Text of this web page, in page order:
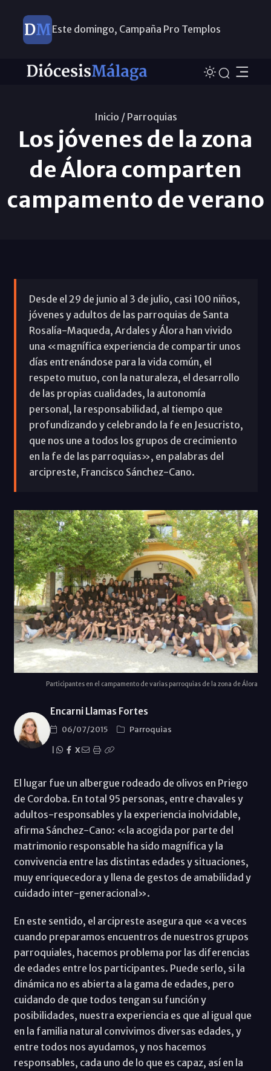
Este domingo, Campaña Pro Templos
Inicio / Parroquias
Los jóvenes de la zona
de Álora comparten
campamento de verano
Desde el 29 de junio al 3 de julio, casi 100 niños,
jóvenes y adultos de las parroquias de Santa
Rosalía-Maqueda, Ardales y Álora han vivido
una «magnífica experiencia de compartir unos
días entrenándose para la vida común, el
respeto mutuo, con la naturaleza, el desarrollo
de las propias cualidades, la autonomía
personal, la responsabilidad, al tiempo que
profundizando y celebrando la fe en Jesucristo,
que nos une a todos los grupos de crecimiento
en la fe de las parroquias», en palabras del
arcipreste, Francisco Sánchez-Cano.
Participantes en el campamento de varias parroquias de la zona de Álora
Encarni Llamas Fortes
06/07/2015
Parroquias
X
El lugar fue un albergue rodeado de olivos en Priego
de Cordoba. En total 95 personas, entre chavales y
adultos-responsables y la experiencia inolvidable,
afirma Sánchez-Cano: «la acogida por parte del
matrimonio responsable ha sido magnífica y la
convivencia entre las distintas edades y situaciones,
muy enriquecedora y llena de gestos de amabilidad y
cuidado inter-generacional».
En este sentido, el arcipreste asegura que «a veces
cuando preparamos encuentros de nuestros grupos
parroquiales, hacemos problema por las diferencias
de edades entre los participantes. Puede serlo, si la
dinámica no es abierta a la gama de edades, pero
cuidando de que todos tengan su función y
posibilidades, nuestra experiencia es que al igual que
en la familia natural convivimos diversas edades, y
entre todos nos ayudamos, y nos hacemos
responsables, cada uno de lo que es capaz, así en la